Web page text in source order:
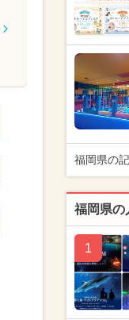
福岡県の
福岡県の
1